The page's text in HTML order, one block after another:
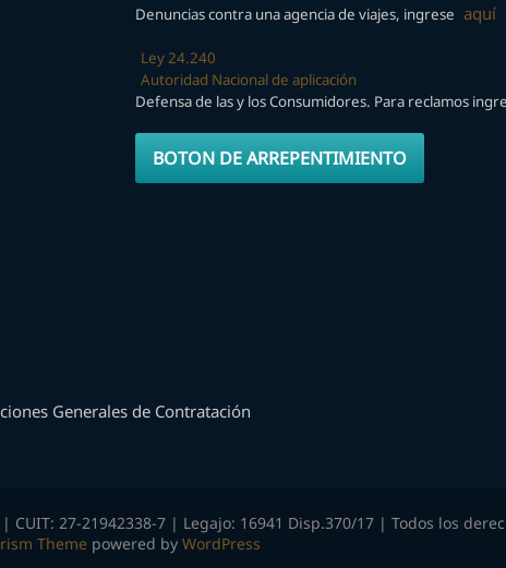
Denuncias contra una agencia de viajes, ingrese aquí
Ley 24.240
Autoridad Nacional de aplicación
Defensa de las y los Consumidores. Para reclamos
BOTON DE ARREPENTIMIENTO
Generales de Contratación
CUIT: 27-21942338-7 | Legajo: 16941 Disp.370/17 | Todos los
Theme powered by WordPress